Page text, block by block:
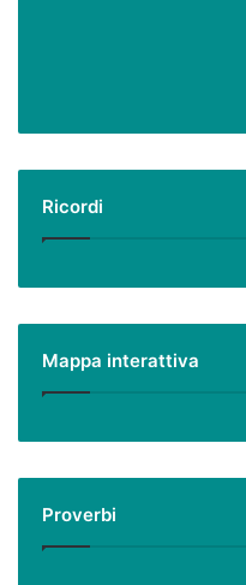
Ricordi
Mappa interattiva
Proverbi